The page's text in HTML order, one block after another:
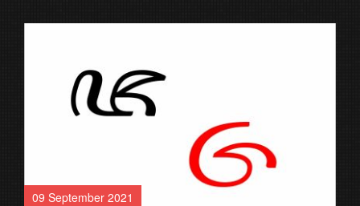
09 September 2021